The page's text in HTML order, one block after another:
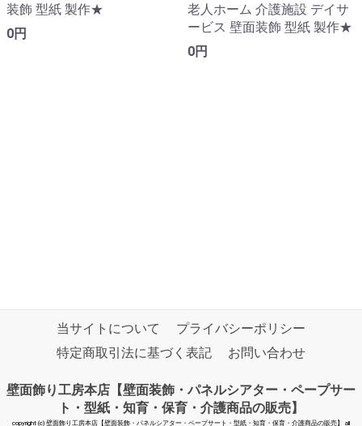
装飾 型紙 製作★
0円
老人ホーム 介護施設 デイサ
ービス 壁面装飾 型紙 製作★
0円
当サイトについて
プライバシーポリシー
特定商取引法に基づく表記
お問い合わせ
壁面飾り工房本店【壁面装飾・パネルシアター・ペープサー
ト・型紙・知育・保育・介護商品の販売】
copyright (c) 壁面飾り工房本店【壁面装飾・パネルシアター・ペープサート・型紙・知育・保育・介護商品の販売】 all